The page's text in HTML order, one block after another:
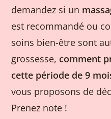
demandez si un
est recommandé ou
soins bien-être sont
grossesse, comment
cette période de 9
vous proposons de
Prenez note !